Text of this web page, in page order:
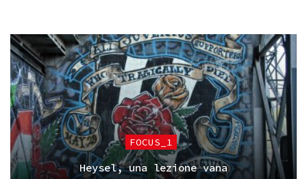
FOCUS_1
Heysel, una lezione vana